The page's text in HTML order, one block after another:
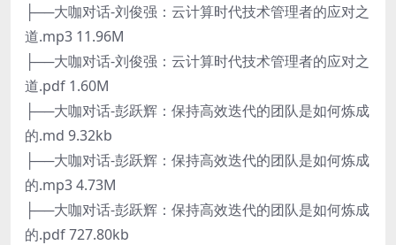
├──大咖对话-刘俊强：云计算时代技术管理者的应对之
道.mp3 11.96M
├──大咖对话-刘俊强：云计算时代技术管理者的应对之
道.pdf 1.60M
├──大咖对话-彭跃辉：保持高效迭代的团队是如何炼成
的.md 9.32kb
├──大咖对话-彭跃辉：保持高效迭代的团队是如何炼成
的.mp3 4.73M
├──大咖对话-彭跃辉：保持高效迭代的团队是如何炼成
的.pdf 727.80kb